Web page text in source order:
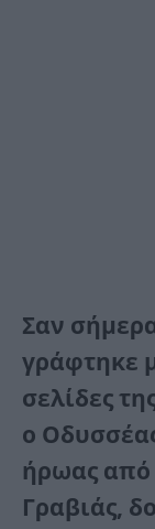
Σαν
γράφτηκε
σελίδες
ο
ήρωας από
Γραβιάς,